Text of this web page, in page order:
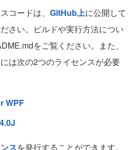
コードは、 GitHub上に公開して
さい。ビルドや実行方法につい
をご覧ください。また、
は次の2つのライセンスが必要
WPF
スを発行することができます。